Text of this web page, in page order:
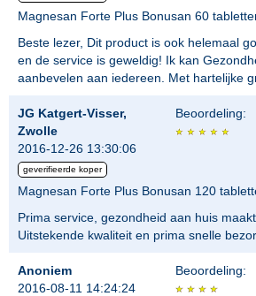
Magnesan Forte Plus Bonusan 60
Beste lezer, Dit product is ook helemaal
en de service is geweldig! Ik kan
aanbevelen aan iedereen. Met hartelijke
JG Katgert-Visser,
Zwolle
2016-12-26 13:30:06
geverifieerde koper
Beoordeling:
Magnesan Forte Plus Bonusan 120
Prima service, gezondheid aan huis
Uitstekende kwaliteit en prima snelle
Anoniem
2016-08-11 14:24:24
Beoordeling: